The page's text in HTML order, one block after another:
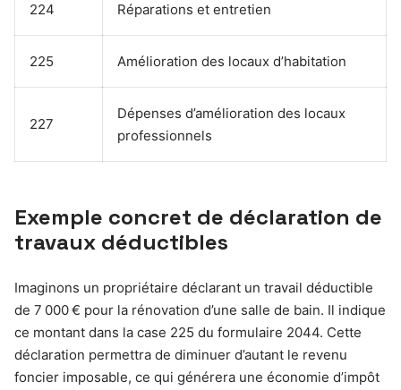
224 Réparations et entretien
225 Amélioration des locaux d’habitation
227
Dépenses d’amélioration des locaux
professionnels
Exemple concret de déclaration de
travaux déductibles
Imaginons un propriétaire déclarant un travail déductible
de 7 000 € pour la rénovation d’une salle de bain. Il indique
ce montant dans la case 225 du formulaire 2044. Cette
déclaration permettra de diminuer d’autant le revenu
foncier imposable, ce qui générera une économie d’impôt